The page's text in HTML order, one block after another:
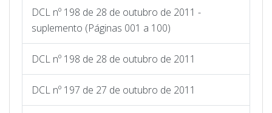
DCL nº 198 de 28 de outubro de 2011 -
suplemento (Páginas 001 a 100)
DCL nº 198 de 28 de outubro de 2011
DCL nº 197 de 27 de outubro de 2011